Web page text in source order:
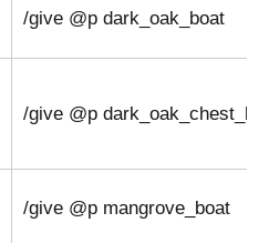
/give @p dark_oak_boat
/give @p
/give @p mangrove_boat